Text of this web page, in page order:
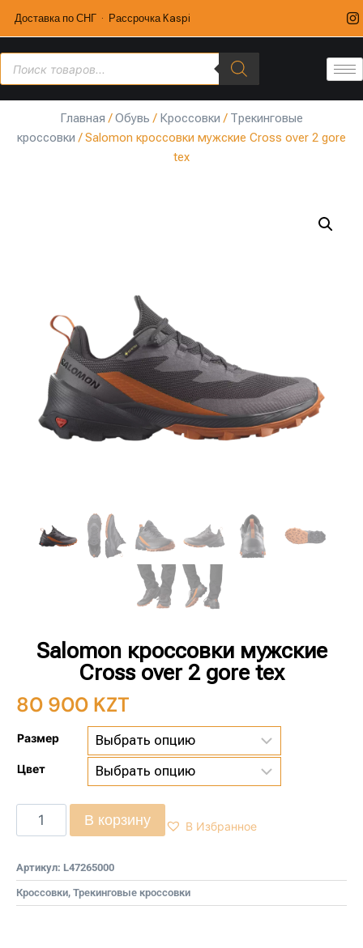
Доставка по СНГ · Рассрочка Kaspi
Главная /Обувь / Кроссовки / Трекинговые
кроссовки / Salomon кроссовки мужские Cross over 2 gore
tex
Salomon кроссовки мужские
Cross over 2 gore tex
80 900 KZT
Размер
Цвет
В корзину В Избранное
Артикул: L47265000
Кроссовки, Трекинговые кроссовки